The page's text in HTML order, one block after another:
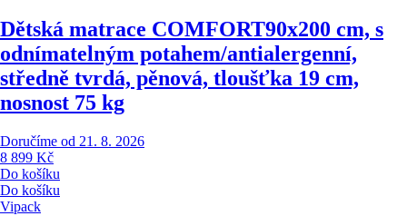
Dětská matrace COMFORT90x200 cm, s
odnímatelným potahem/antialergenní,
středně tvrdá, pěnová, tloušťka 19 cm,
nosnost 75 kg
Doručíme od 21. 8. 2026
8 899 Kč
Do košíku
Do košíku
Vipack